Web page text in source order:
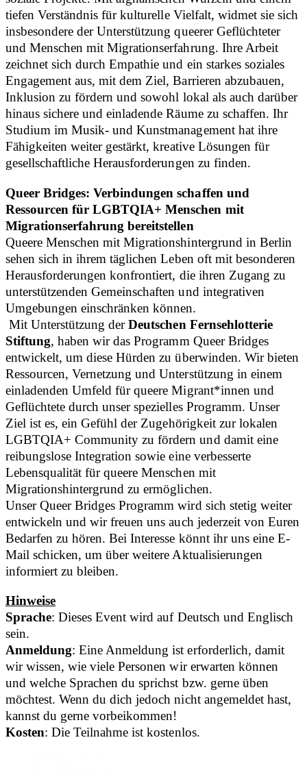
tiefen Verständnis für kulturelle Vielfalt, widmet sie sich
insbesondere der Unterstützung queerer Geflüchteter
und Menschen mit Migrationserfahrung. Ihre Arbeit
zeichnet sich durch Empathie und ein starkes soziales
Engagement aus, mit dem Ziel, Barrieren abzubauen,
Inklusion zu fördern und sowohl lokal als auch darüber
hinaus sichere und einladende Räume zu schaffen. Ihr
Studium im Musik- und Kunstmanagement hat ihre
Fähigkeiten weiter gestärkt, kreative Lösungen für
gesellschaftliche Herausforderungen zu finden.
Queer Bridges: Verbindungen schaffen und
Ressourcen für LGBTQIA+ Menschen mit
Migrationserfahrung bereitstellen
Queere Menschen mit Migrationshintergrund in Berlin
sehen sich in ihrem täglichen Leben oft mit besonderen
Herausforderungen konfrontiert, die ihren Zugang zu
unterstützenden Gemeinschaften und integrativen
Umgebungen einschränken können.
Mit Unterstützung derDeutschen Fernsehlotterie
Stiftung, haben wir das Programm Queer Bridges
entwickelt, um diese Hürden zu überwinden. Wir bieten
Ressourcen, Vernetzung und Unterstützung in einem
einladenden Umfeld für queere Migrant*innen und
Geflüchtete durch unser spezielles Programm. Unser
Ziel ist es, ein Gefühl der Zugehörigkeit zur lokalen
LGBTQIA+ Community zu fördern und damit eine
reibungslose Integration sowie eine verbesserte
Lebensqualität für queere Menschen mit
Migrationshintergrund zu ermöglichen.
Unser Queer Bridges Programm wird sich stetig weiter
entwickeln und wir freuen uns auch jederzeit von Euren
Bedarfen zu hören. Bei Interesse könnt ihr uns eine E-
Mail schicken, um über weitere Aktualisierungen
informiert zu bleiben.
Hinweise
Sprache: Dieses Event wird auf Deutsch und Englisch
sein.
Anmeldung: Eine Anmeldung ist erforderlich, damit
wir wissen, wie viele Personen wir erwarten können
und welche Sprachen du sprichst bzw. gerne üben
möchtest. Wenn du dich jedoch nicht angemeldet hast,
kannst du gerne vorbeikommen!
Kosten: Die Teilnahme ist kostenlos.